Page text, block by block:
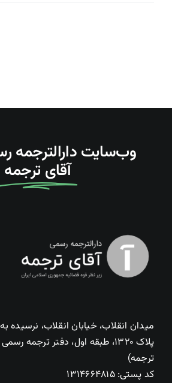
وب‌سایت دارالترجمه
آقای ترجمه
ترجمه)
کد پستی: ۱۳۱۴۶۶۴۸۱۵